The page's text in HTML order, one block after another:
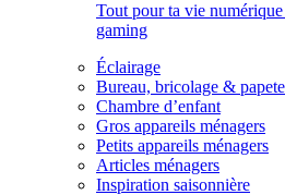
Tout pour ta vie
gaming
Éclairage
Bureau, bricolage &
Chambre d’enfant
Gros appareils ménagers
Petits appareils ménagers
Articles ménagers
Inspiration saisonnière